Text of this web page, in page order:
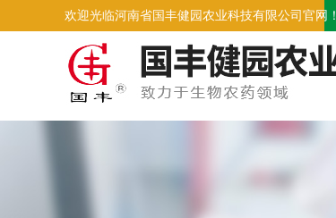
欢迎光临河南省国丰健园农业科技有限公司官网！